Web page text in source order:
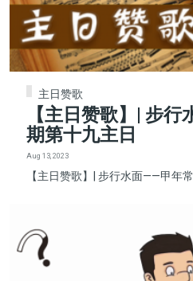
主日赞歌
【主日赞歌】| 步
期第十九主日
Aug 13, 2023
【主日赞歌】| 步行水面——甲年